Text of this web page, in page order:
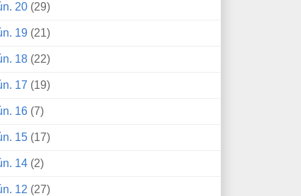
20 (29)
19 (21)
18 (22)
17 (19)
16 (7)
15 (17)
14 (2)
12 (27)